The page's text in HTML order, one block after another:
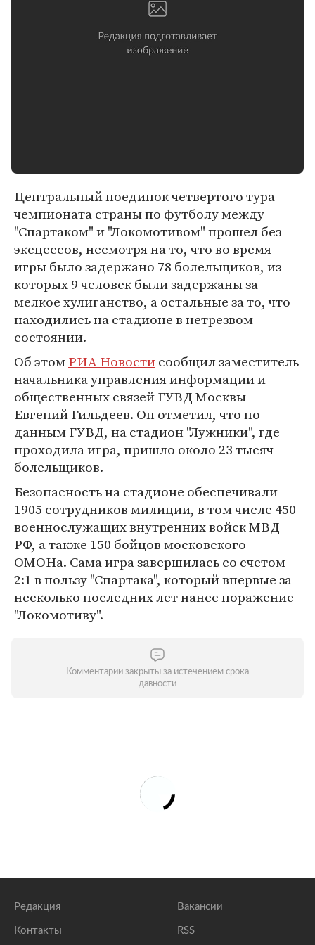
Центральный поединок четвертого тура
чемпионата страны по футболу между
"Спартаком" и "Локомотивом" прошел без
эксцессов, несмотря на то, что во время
игры было задержано 78 болельщиков, из
которых 9 человек были задержаны за
мелкое хулиганство, а остальные за то, что
находились на стадионе в нетрезвом
состоянии.
Об этомРИА Новостисообщил заместитель
начальника управления информации и
общественных связей ГУВД Москвы
Евгений Гильдеев. Он отметил, что по
данным ГУВД, на стадион "Лужники", где
проходила игра, пришло около 23 тысяч
болельщиков.
Безопасность на стадионе обеспечивали
1905 сотрудников милиции, в том числе 450
военнослужащих внутренних войск МВД
РФ, а также 150 бойцов московского
ОМОНа. Сама игра завершилась со счетом
2:1 в пользу "Спартака", который впервые за
несколько последних лет нанес поражение
"Локомотиву".
Комментарии закрыты за истечением срока
давности
Редакция
Контакты
Вакансии
RSS